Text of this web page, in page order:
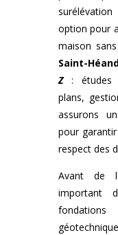
option pour
maison
Saint-
Z: études
plans,
assurons
pour
respect des
Avant de
important